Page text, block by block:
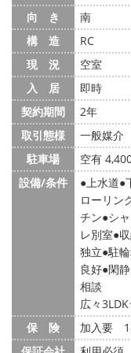
向 き
南
構 造
RC
現 況
空室
入 居
即時
契約期間
2年
取引態様
一般媒介
駐車場
空有
設備/条件
上水道
ローリン
チン シ
レ別室
独立 駐
良好 閑
相談
広々
保 険
加入要